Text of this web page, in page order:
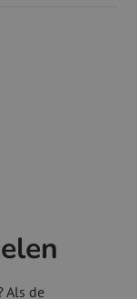
Als de